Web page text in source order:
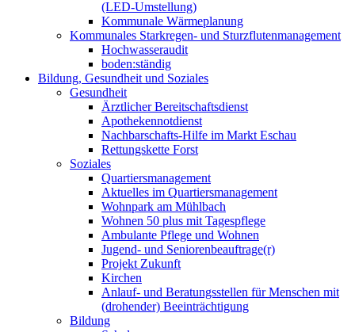
(LED-Umstellung)
Kommunale Wärmeplanung
Kommunales Starkregen- und Sturzflutenmanagement
Hochwasseraudit
boden:ständig
Bildung, Gesundheit und Soziales
Gesundheit
Ärztlicher Bereitschaftsdienst
Apothekennotdienst
Nachbarschafts-Hilfe im Markt Eschau
Rettungskette Forst
Soziales
Quartiersmanagement
Aktuelles im Quartiersmanagement
Wohnpark am Mühlbach
Wohnen 50 plus mit Tagespflege
Ambulante Pflege und Wohnen
Jugend- und Seniorenbeauftrage(r)
Projekt Zukunft
Kirchen
Anlauf- und Beratungsstellen für Menschen mit
(drohender) Beeinträchtigung
Bildung